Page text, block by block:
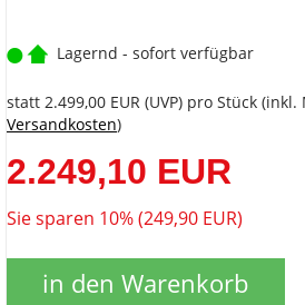
Lagernd - sofort verfügbar
statt 2.499,00 EUR (UVP) pro Stück (inkl.
Versandkosten)
2.249,10 EUR
Sie sparen 10% (249,90 EUR)
in den Warenkorb